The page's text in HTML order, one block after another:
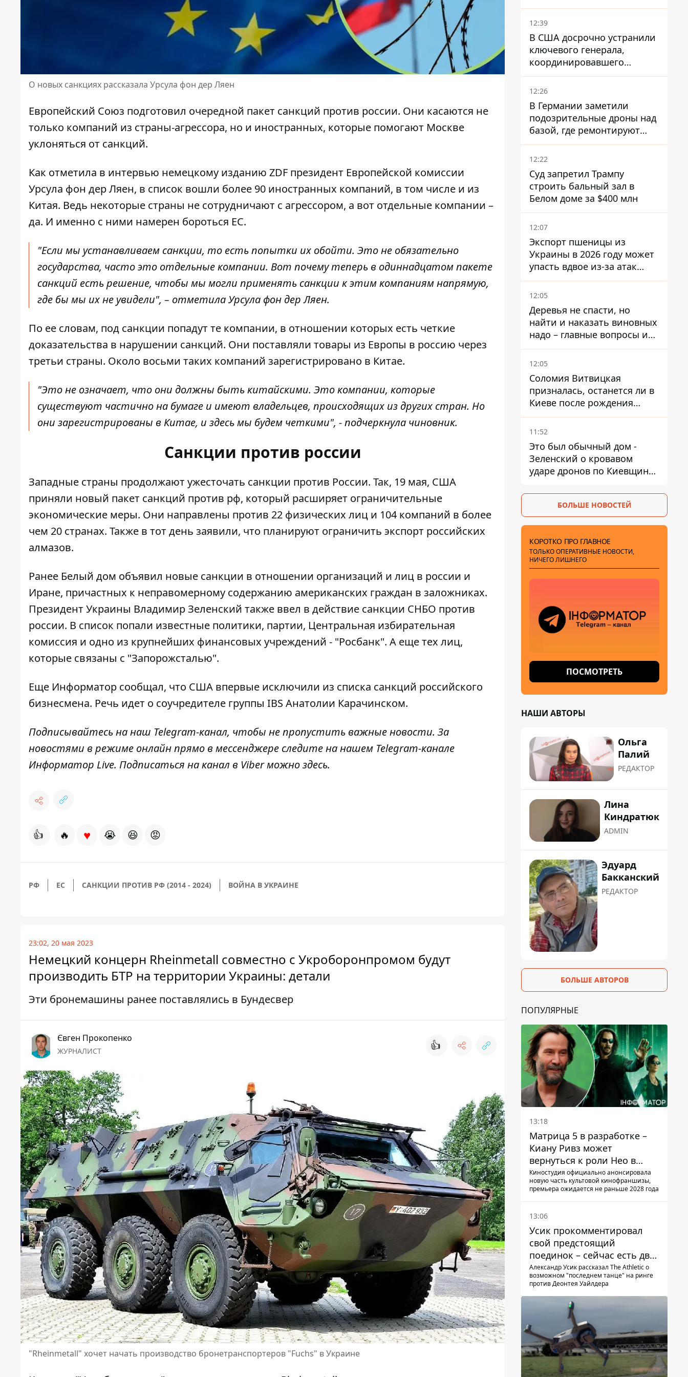
О новых санкциях рассказала Урсула фон дер Ляен
Европейский Союз подготовил очередной пакет санкций против россии. Они касаются не
только компаний из страны-агрессора, но и иностранных, которые помогают Москве
уклоняться от санкций.
Как отметила в интервью немецкому изданию ZDF президент Европейской комиссии
Урсула фон дер Ляен, в список вошли более 90 иностранных компаний, в том числе и из
Китая. Ведь некоторые страны не сотрудничают с агрессором, а вот отдельные компании –
да. И именно с ними намерен бороться ЕС.
"Если мы устанавливаем санкции, то есть попытки их обойти. Это не обязательно
государства, часто это отдельные компании. Вот почему теперь в одиннадцатом пакете
санкций есть решение, чтобы мы могли применять санкции к этим компаниям напрямую,
где бы мы их не увидели", – отметила Урсула фон дер Ляен.
По ее словам, под санкции попадут те компании, в отношении которых есть четкие
доказательства в нарушении санкций. Они поставляли товары из Европы в россию через
третьи страны. Около восьми таких компаний зарегистрировано в Китае.
"Это не означает, что они должны быть китайскими. Это компании, которые
существуют частично на бумаге и имеют владельцев, происходящих из других стран. Но
они зарегистрированы в Китае, и здесь мы будем четкими", - подчеркнула чиновник.
Санкции против россии
Западные страны продолжают ужесточать санкции против России. Так, 19 мая, США
приняли новый пакет санкций против рф, который расширяет ограничительные
экономические меры. Они направлены против 22 физических лиц и 104 компаний в более
чем 20 странах. Также в тот день заявили, что планируют ограничить экспорт российских
алмазов.
Ранее Белый дом объявил новые санкции в отношении организаций и лиц в россии и
Иране, причастных к неправомерному содержанию американских граждан в заложниках.
Президент Украины Владимир Зеленский также ввел в действие санкции СНБО против
россии. В список попали известные политики, партии, Центральная избирательная
комиссия и одно из крупнейших финансовых учреждений - "Росбанк". А еще тех лиц,
которые связаны с "Запорожсталью".
Еще Информатор сообщал, что США впервые исключили из списка санкций российского
бизнесмена. Речь идет о соучредителе группы IBS Анатолии Карачинском.
Подписывайтесь на наш Telegram-канал, чтобы не пропустить важные новости. За
новостями в режиме онлайн прямо в мессенджере следите на нашем Telegram-канале
Информатор Live. Подписаться на канал в Viber можноздесь.
👍 🔥 ♥ 😭 😆 😡
РФ ЕС САНКЦИИ ПРОТИВ РФ (2014 - 2024) ВОЙНА В УКРАИНЕ
23:02, 20 мая 2023
Немецкий концерн Rheinmetall совместно с Укроборонпромом будут
производить БТР на территории Украины: детали
Эти бронемашины ранее поставлялись в Бундесвер
Євген Прокопенко
ЖУРНАЛИСТ 👍
"Rheinmetall" хочет начать производство бронетранспортеров "Fuchs" в Украине
12:39
В США досрочно устранили
ключевого генерала,
координировавшего
поддержку Украины -
причину умалчивают
12:26
В Германии заметили
подозрительные дроны над
базой, где ремонтируют
Patriot - СМИ
12:22
Суд запретил Трампу
строить бальный зал в
Белом доме за $400 млн
12:07
Экспорт пшеницы из
Украины в 2026 году может
упасть вдвое из-за атак
россиян по портам
12:05
Деревья не спасти, но
найти и наказать виновных
надо – главные вопросы и
выводы из конфликта на
Теремках
12:05
Соломия Витвицкая
призналась, останется ли в
Киеве после рождения
ребенка
11:52
Это был обычный дом -
Зеленский о кровавом
ударе дронов по Киевщине,
бабушка и их малолетний
БОЛЬШЕ НОВОСТЕЙ
КОРОТКО ПРО ГЛАВНОЕ
ТОЛЬКО ОПЕРАТИВНЫЕ НОВОСТИ,
НИЧЕГО ЛИШНЕГО
ПОСМОТРЕТЬ
НАШИ АВТОРЫ
Ольга
Палий
РЕДАКТОР
Лина
Киндратюк
ADMIN
Эдуард
Бакканский
РЕДАКТОР
БОЛЬШЕ АВТОРОВ
ПОПУЛЯРНЫЕ
13:18
Матрица 5 в разработке –
Киану Ривз может
вернуться к роли Нео в
пятой части
Киностудия официально анонсировала
новую часть культовой кинофраншизы,
премьера ожидается не раньше 2028 года
13:06
Усик прокомментировал
свой предстоящий
поединок – сейчас есть два
варианта
Александр Усик рассказал The Athletic о
возможном "последнем танце" на ринге
против Деонтея Уайлдера